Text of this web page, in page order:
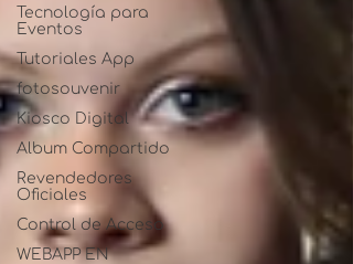
Tecnología para
Eventos
Tutoriales App
fotosouvenir
Kiosco Digital
Album Compartido
Revendedores
Oficiales
Control de Acceso
WEBAPP EN